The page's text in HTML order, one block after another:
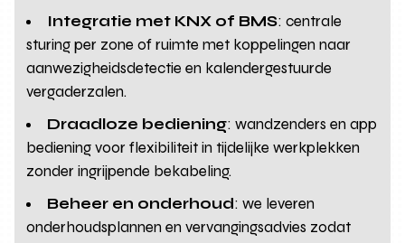
Integratie met KNX of BMS: centrale
sturing per zone of ruimte met koppelingen naar
aanwezigheidsdetectie en kalendergestuurde
vergaderzalen.
Draadloze bediening: wandzenders en app
bediening voor flexibiliteit in tijdelijke werkplekken
zonder ingrijpende bekabeling.
Beheer en onderhoud: we leveren
onderhoudsplannen en vervangingsadvies zodat